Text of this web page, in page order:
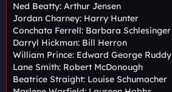
Ned Beatty: Arthur Jensen
Jordan Charney: Harry Hunter
Conchata Ferrell: Barbara Schlesinger
Darryl Hickman: Bill Herron
William Prince: Edward George Ruddy
Lane Smith: Robert McDonough
Beatrice Straight: Louise Schumacher